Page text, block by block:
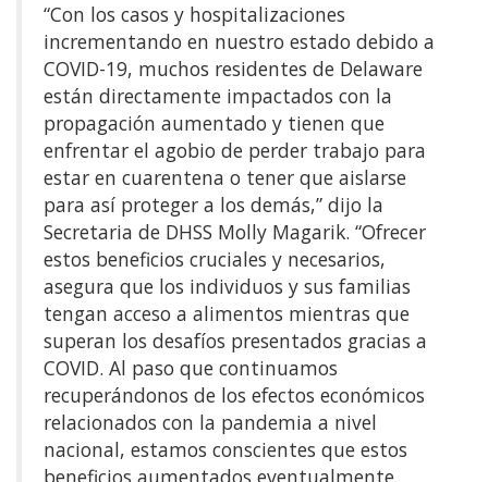
“Con los casos y hospitalizaciones
incrementando en nuestro estado debido a
COVID-19, muchos residentes de Delaware
están directamente impactados con la
propagación aumentado y tienen que
enfrentar el agobio de perder trabajo para
estar en cuarentena o tener que aislarse
para así proteger a los demás,” dijo la
Secretaria de DHSS Molly Magarik. “Ofrecer
estos beneficios cruciales y necesarios,
asegura que los individuos y sus familias
tengan acceso a alimentos mientras que
superan los desafíos presentados gracias a
COVID. Al paso que continuamos
recuperándonos de los efectos económicos
relacionados con la pandemia a nivel
nacional, estamos conscientes que estos